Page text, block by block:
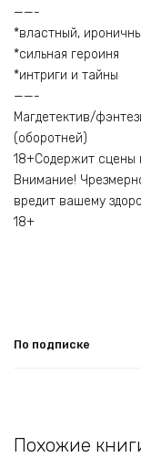
——-
*властный,
*сильная героиня
*интриги и тайны
——-
Магдетектив/
(оборотней)
18+Содержит сцены
Внимание!
вредит вашему
18+
По подписке
Похожие